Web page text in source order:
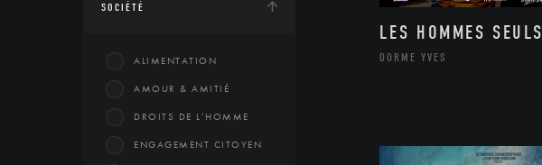
SOCIÉTÉ
ALIMENTATION
AMOUR & AMITIÉ
DROITS DE L’HOMME
ENGAGEMENT CITOYEN
LES HOMMES SEULS
DORME YVES